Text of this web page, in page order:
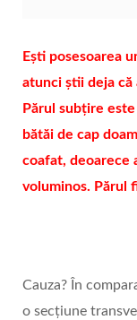
Ești posesoarea
atunci știi deja că
Părul subțire
bătăi de cap
coafat, deoarece
voluminos. Părul
Cauza? În
o secțiune